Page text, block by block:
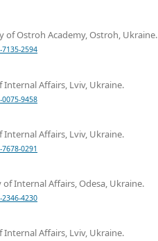
of Ostroh Academy, Ostroh, Ukraine.
2594
Affairs, Lviv, Ukraine.
9458
Affairs, Lviv, Ukraine.
0291
Internal Affairs, Odesa, Ukraine.
4230
Affairs, Lviv, Ukraine.